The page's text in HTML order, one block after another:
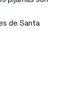
de Santa